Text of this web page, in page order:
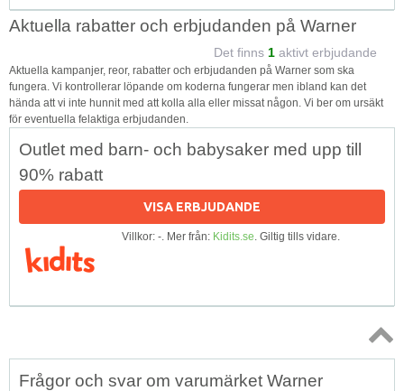
Aktuella rabatter och erbjudanden på Warner
Det finns 1 aktivt erbjudande
Aktuella kampanjer, reor, rabatter och erbjudanden på Warner som ska
fungera. Vi kontrollerar löpande om koderna fungerar men ibland kan det
hända att vi inte hunnit med att kolla alla eller missat någon. Vi ber om ursäkt
för eventuella felaktiga erbjudanden.
Outlet med barn- och babysaker med upp till
90% rabatt
VISA ERBJUDANDE
Villkor: -. Mer från: Kidits.se. Giltig tills vidare.
Topp
Frågor och svar om varumärket Warner